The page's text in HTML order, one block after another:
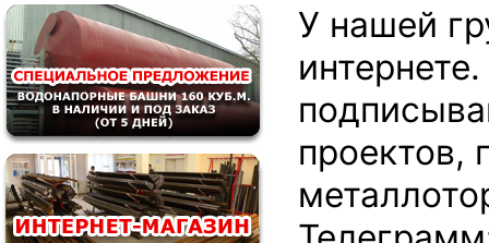
У нашей
проектов,